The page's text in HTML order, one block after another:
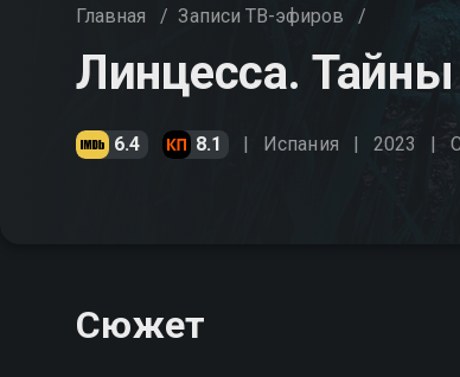
Главная / Записи ТВ-эфиров /
Линцесса. Тайны
6.4 8.1 Испания 2023
Сюжет